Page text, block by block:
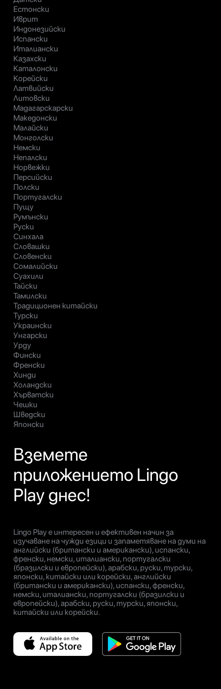
Естонски
Иврит
Индонезийски
Испански
Италиански
Казахски
Каталонски
Корейски
Латвийски
Литовски
Мадагарскарски
Македонски
Малайски
Монголски
Немски
Непалски
Норвежки
Персийски
Полски
Португалски
Пущу
Румънски
Руски
Синхала
Словашки
Словенски
Сомалийски
Суахили
Тайски
Тамилски
Традиционен китайски
Турски
Украински
Унгарски
Урду
Фински
Френски
Хинди
Холандски
Хърватски
Чешки
Шведски
Японски
Вземете
приложението Lingo
Play днес!
Lingo Play е интересен и ефективен начин за
изучаване на чужди езици и запаметяване на думи на
английски (британски и американски), испански,
френски, немски, италиански, португалски
(бразилски и европейски), арабски, руски, турски,
японски, китайски или корейски, английски
(британски и американски), испански, френски,
немски, италиански, португалски (бразилски и
европейски), арабски, руски, турски, японски,
китайски или корейски.